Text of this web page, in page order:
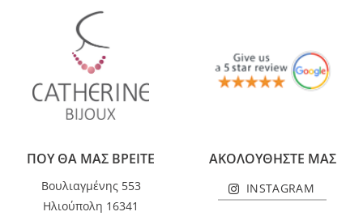
ΠΟΥ ΘΑ ΜΑΣ ΒΡΕΙΤΕ
Βουλιαγμένης 553
Ηλιούπολη 16341
ΑΚΟΛΟΥΘΗΣΤΕ ΜΑΣ
INSTAGRAM